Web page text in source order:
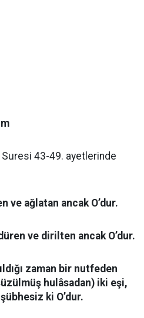
Suresi 43-49. ayetlerinde
ve ağlatan ancak O’dur.
ve dirilten ancak O’dur.
zaman bir nutfeden
hulâsadan) iki eşi,
ki O’dur.